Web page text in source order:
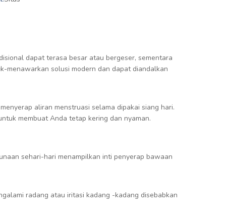
dapat terasa besar atau bergeser, sementara
menawarkan solusi modern dan dapat diandalkan
aliran menstruasi selama dipakai siang hari.
membuat Anda tetap kering dan nyaman.
sehari-hari menampilkan inti penyerap bawaan
radang atau iritasi kadang -kadang disebabkan